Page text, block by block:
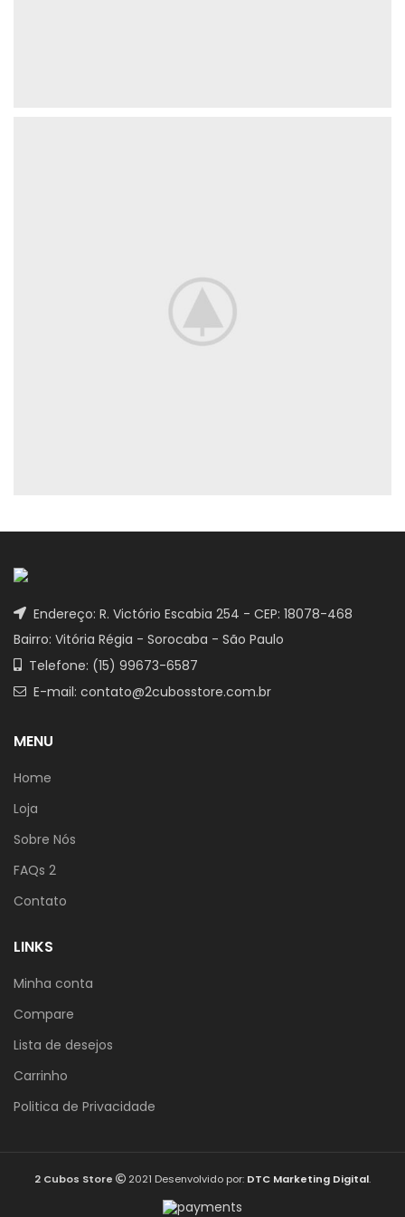
Endereço: R. Victório Escabia 254 - CEP: 18078-468
Bairro: Vitória Régia - Sorocaba - São Paulo
Telefone: (15) 99673-6587
E-mail: contato@2cubosstore.com.br
MENU
Home
Loja
Sobre Nós
FAQs 2
Contato
LINKS
Minha conta
Compare
Lista de desejos
Carrinho
Politica de Privacidade
2 Cubos Store 2021 Desenvolvido por: DTC Marketing Digital.